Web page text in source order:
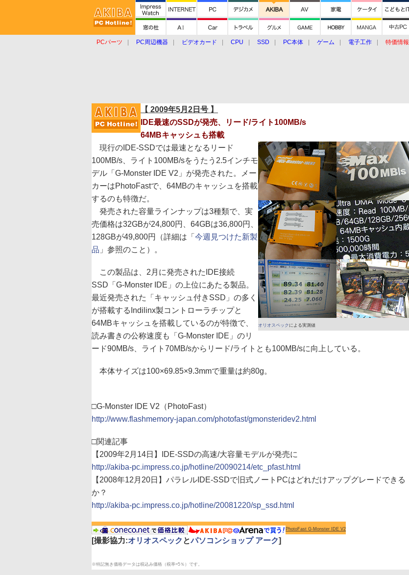
PCパーツ PC周辺機器 ビデオカード CPU SSD PC本体 ゲーム 電子工作 特価情報
【 2009年5月2日号 】
IDE最速のSSDが発売、リード/ライト100MB/s
64MBキャッシュも搭載
オリオスペック による実測値
現行のIDE-SSDでは最速となるリード
100MB/s、ライト100MB/sをうたう2.5インチモ
デル「G-Monster IDE V2」が発売された。メー
カーはPhotoFastで、64MBのキャッシュを搭載
するのも特徴だ。
発売された容量ラインナップは3種類で、実
売価格は32GBが24,800円、64GBは36,800円、
128GBが49,800円（詳細は「 今週見つけた新製
品 」参照のこと）。
この製品は、2月に発売されたIDE接続
SSD「G-Monster IDE」の上位にあたる製品。
最近発売された「キャッシュ付きSSD」の多く
が搭載するIndilinx製コントローラチップと
64MBキャッシュを搭載しているのが特徴で、
読み書きの公称速度も「G-Monster IDE」のリ
ード90MB/s、ライト70MB/sからリード/ライトとも100MB/sに向上している。
本体サイズは100×69.85×9.3mmで重量は約80g。
□G-Monster IDE V2（PhotoFast）
http://www.flashmemory-japan.com/photofast/gmonsteridev2.html
□関連記事
【2009年2月14日】IDE-SSDの高速/大容量モデルが発売に
http://akiba-pc.impress.co.jp/hotline/20090214/etc_pfast.html
【2008年12月20日】パラレルIDE-SSDで旧式ノートPCはどれだけアップグレードできる
か？
http://akiba-pc.impress.co.jp/hotline/20081220/sp_ssd.html
PhotoFast G-Monster IDE V2
[撮影協力:オリオスペック とパソコンショップ アーク]
※特記無き価格データは税込み価格（税率=5％）です。